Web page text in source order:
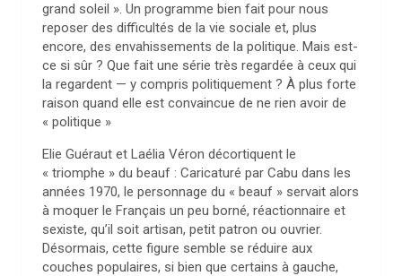
grand soleil ». Un programme bien fait pour nous
reposer des difficultés de la vie sociale et, plus
encore, des envahissements de la politique. Mais est-
ce si sûr ? Que fait une série très regardée à ceux qui
la regardent — y compris politiquement ? À plus forte
raison quand elle est convaincue de ne rien avoir de
« politique »
Elie Guéraut et Laélia Véron décortiquent le
« triomphe » du beauf : Caricaturé par Cabu dans les
années 1970, le personnage du « beauf » servait alors
à moquer le Français un peu borné, réactionnaire et
sexiste, qu’il soit artisan, petit patron ou ouvrier.
Désormais, cette figure semble se réduire aux
couches populaires, si bien que certains à gauche,